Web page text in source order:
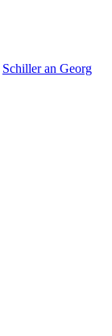
Schiller an Georg